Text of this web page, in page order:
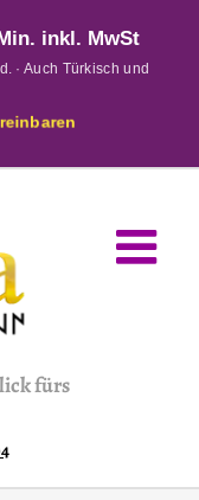
inkl. MwSt
· Auch Türkisch und
fürs